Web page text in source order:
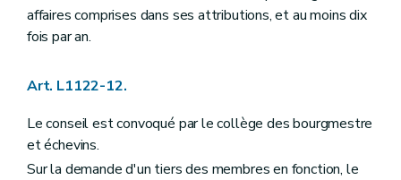
Section première Régies provinciales, régies provinciales autonomes et participations provinciales dans les intercommunales, les A.S.B.L. et les autres associations
Art. L2223-4
Art. L2223-7
affaires comprises dans ses attributions, et au moins dix
fois par an.
Art. L1122-12.
Le conseil est convoqué par le collège des bourgmestre
et échevins.
Sur la demande d'un tiers des membres en fonction, le